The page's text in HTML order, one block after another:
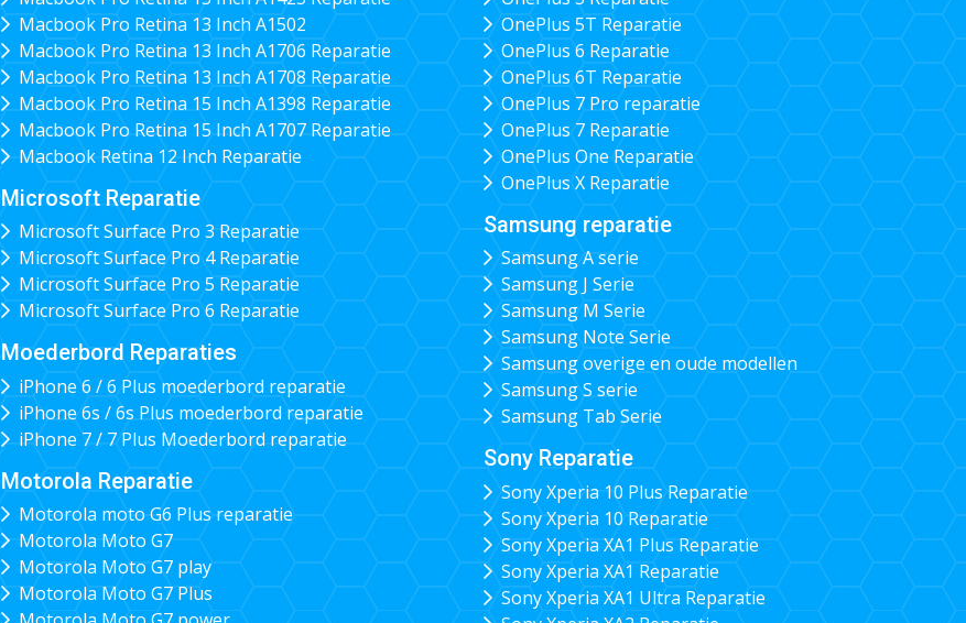
Macbook Pro Retina 13 Inch A1502
Macbook Pro Retina 13 Inch A1706 Reparatie
Macbook Pro Retina 13 Inch A1708 Reparatie
Macbook Pro Retina 15 Inch A1398 Reparatie
Macbook Pro Retina 15 Inch A1707 Reparatie
Macbook Retina 12 Inch Reparatie
Microsoft Reparatie
Microsoft Surface Pro 3 Reparatie
Microsoft Surface Pro 4 Reparatie
Microsoft Surface Pro 5 Reparatie
Microsoft Surface Pro 6 Reparatie
Moederbord Reparaties
iPhone 6 / 6 Plus moederbord reparatie
iPhone 6s / 6s Plus moederbord reparatie
iPhone 7 / 7 Plus Moederbord reparatie
Motorola Reparatie
Motorola moto G6 Plus reparatie
Motorola Moto G7
Motorola Moto G7 play
Motorola Moto G7 Plus
OnePlus 5T Reparatie
OnePlus 6 Reparatie
OnePlus 6T Reparatie
OnePlus 7 Pro reparatie
OnePlus 7 Reparatie
OnePlus One Reparatie
OnePlus X Reparatie
Samsung reparatie
Samsung A serie
Samsung J Serie
Samsung M Serie
Samsung Note Serie
Samsung overige en oude modellen
Samsung S serie
Samsung Tab Serie
Sony Reparatie
Sony Xperia 10 Plus Reparatie
Sony Xperia 10 Reparatie
Sony Xperia XA1 Plus Reparatie
Sony Xperia XA1 Reparatie
Sony Xperia XA1 Ultra Reparatie